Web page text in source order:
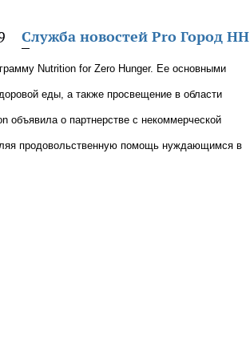
Служба новостей Pro Город НН
Nutrition for Zero Hunger. Ее основными
еды, а также просвещение в области
объявила о партнерстве с некоммерческой
продовольственную помощь нуждающимся в